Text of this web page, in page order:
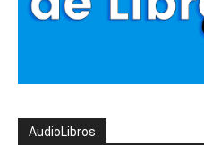
AudioLibros